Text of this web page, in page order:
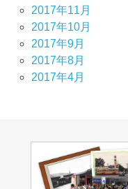
2017年11月
2017年10月
2017年9月
2017年8月
2017年4月